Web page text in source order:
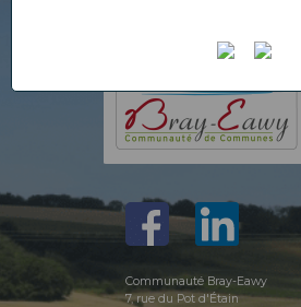
Communauté Bray-Eawy
7, rue du Pot d'Étain